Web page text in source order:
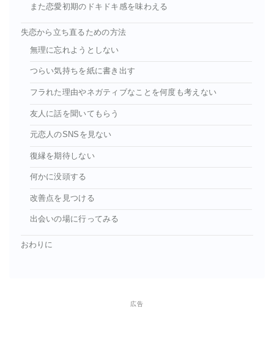
また恋愛初期のドキドキ感を味わえる
失恋から立ち直るための方法
無理に忘れようとしない
つらい気持ちを紙に書き出す
フラれた理由やネガティブなことを何度も考えない
友人に話を聞いてもらう
元恋人のSNSを見ない
復縁を期待しない
何かに没頭する
改善点を見つける
出会いの場に行ってみる
おわりに
広告